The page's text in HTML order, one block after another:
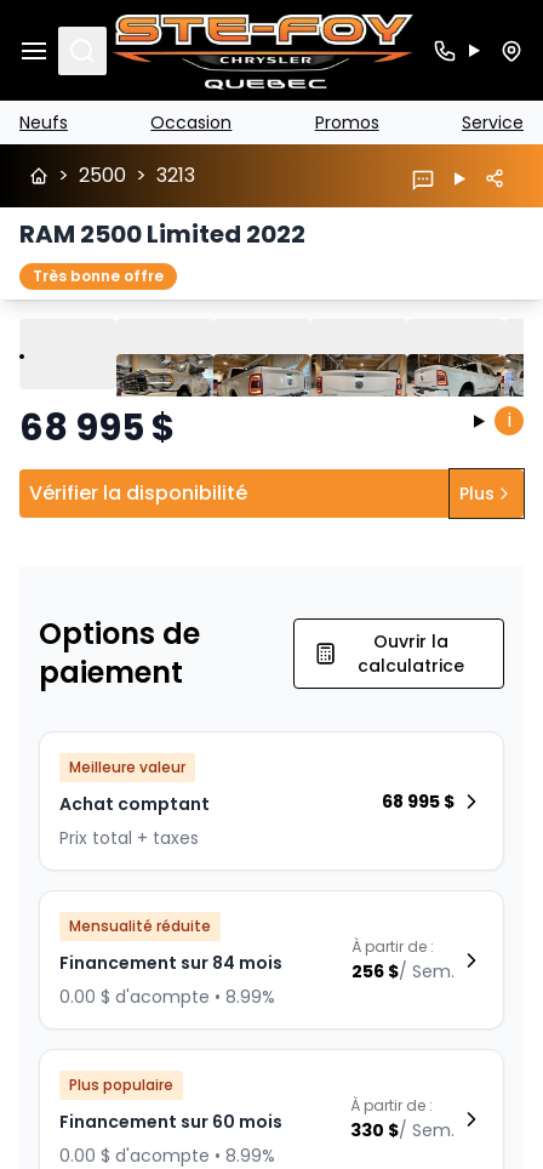
Search
Neufs Occasion Promos Service
> 2500 > 3213
RAM 2500 Limited 2022
Très bonne offre
Lire Précédent
Suivant
68 995$ i
Vérifier la disponibilité Plus
Options de
paiement
Ouvrir la
calculatrice
Meilleure valeur
Achat comptant
Prix total + taxes
68 995 $
Mensualité réduite
Financement sur 84 mois
0.00 $ d'acompte • 8.99%
À partir de :
256 $/ Sem.
Plus populaire
Financement sur 60 mois
0.00 $ d'acompte • 8.99%
À partir de :
330 $/ Sem.